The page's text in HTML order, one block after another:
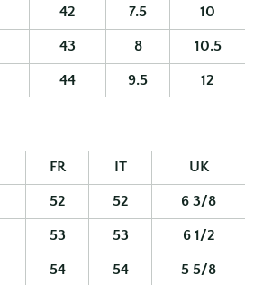
42 7.5 10
43 8 10.5
44 9.5 12
FR IT UK
52 52 6 3/8
53 53 6 1/2
54 54 5 5/8